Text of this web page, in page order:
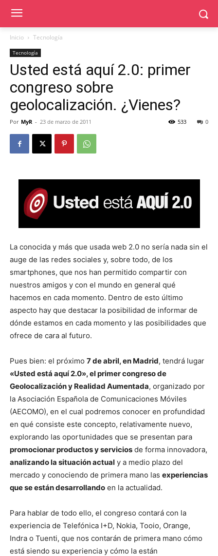
Inicio Tecnología
Tecnología
Usted está aquí 2.0: primer
congreso sobre
geolocalización. ¿Vienes?
Por MyR - 23 de marzo de 2011 0
533
La conocida y más que usada web 2.0 no sería nada sin el
auge de las redes sociales y, sobre todo, de los
smartphones, que nos han permitido compartir con
nuestros amigos y con el mundo en general qué
hacemos en cada momento. Dentro de esto último
aspecto hay que destacar la posibilidad de informar de
dónde estamos en cada momento y las posibilidades que
ofrece de cara al futuro.
Pues bien: el próximo 7 de abril, en Madrid, tendrá lugar
«Usted está aquí 2.0», el primer congreso de
Geolocalización y Realidad Aumentada, organizado por
la Asociación Española de Comunicaciones Móviles
(AECOMO), en el cual podremos conocer en profundidad
en qué consiste este concepto, relativamente nuevo,
explorando las oportunidades que se presentan para
promocionar productos y servicios de forma innovadora,
analizando la situación actual y a medio plazo del
mercado y conociendo de primera mano las experiencias
que se están desarrollando en la actualidad.
Para hablar de todo ello, el congreso contará con la
experiencia de Telefónica I+D, Nokia, Tooio, Orange,
Indra o Tuenti, que nos contarán de primera mano cómo
está siendo su experiencia y cómo la están